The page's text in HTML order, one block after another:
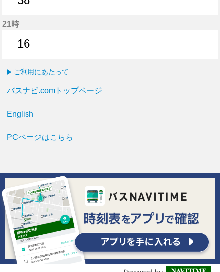
21時
16
ご利用にあたって
バスナビ.comトップページ
English
PCページはこちら